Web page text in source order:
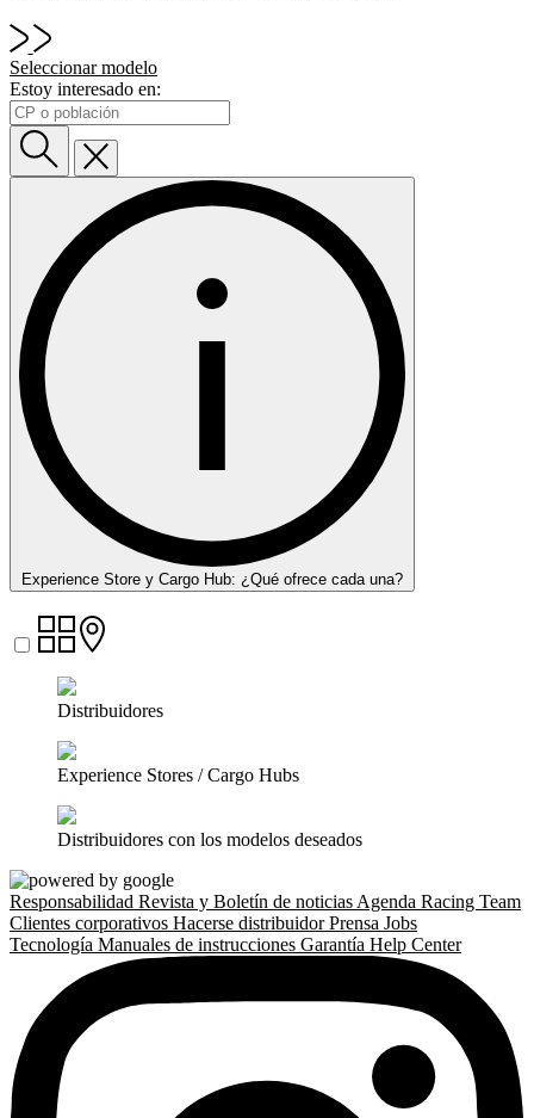
Seleccionar modelo
Estoy interesado en:
Experience Store y Cargo Hub: ¿Qué ofrece cada una?
Distribuidores
Experience Stores / Cargo Hubs
Distribuidores con los modelos deseados
Responsabilidad Revista y Boletín de noticias Agenda Racing Team
Clientes corporativos Hacerse distribuidorPrensa Jobs
Tecnología Manuales de instrucciones Garantía Help Center